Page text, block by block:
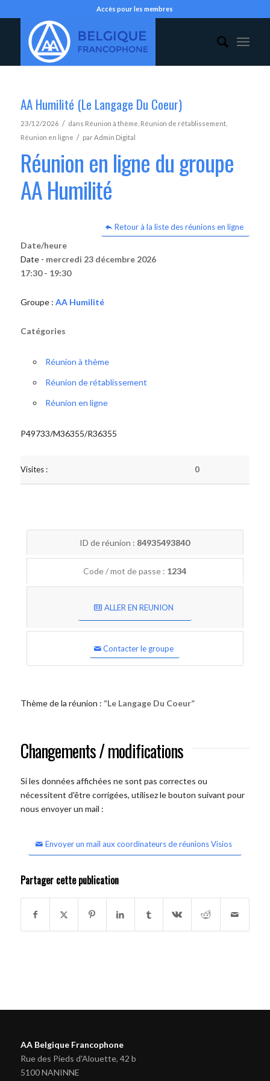
Accès pour les membres
AA Humilité (Le Langage Du Coeur)
23/12/2026 / dans Réunion à thème Réunion de rétablissement,
Réunion en ligne / parAdmin Digital
Réunion en ligne du groupe
AA Humilité
Retour à la liste des réunions en ligne
Date/heure
Date - mercredi 23 décembre 2026
17:30 - 19:30
Groupe : AA Humilité
Catégories
Réunion à thème
Réunion de rétablissement
Réunion en ligne
P49733/M36355/R36355
Visites : 0
ID de réunion : 84935493840
Code / mot de passe : 1234
ALLER EN REUNION
Contacter le groupe
Thème de la réunion : “Le Langage Du Coeur”
Changements / modifications
Si les données affichées ne sont pas correctes ou
nécessitent d'être corrigées, utilisez le bouton suivant pour
nous envoyer un mail :
Envoyer un mail aux coordinateurs de réunions Visios
Partager cette publication
AA Belgique Francophone
Rue des Pieds d'Alouette, 42 b
5100 NANINNE